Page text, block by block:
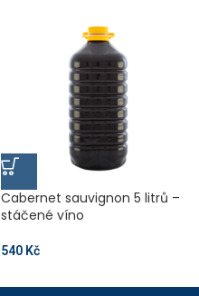
Cabernet sauvignon 5 litrů –
stáčené víno
540 Kč